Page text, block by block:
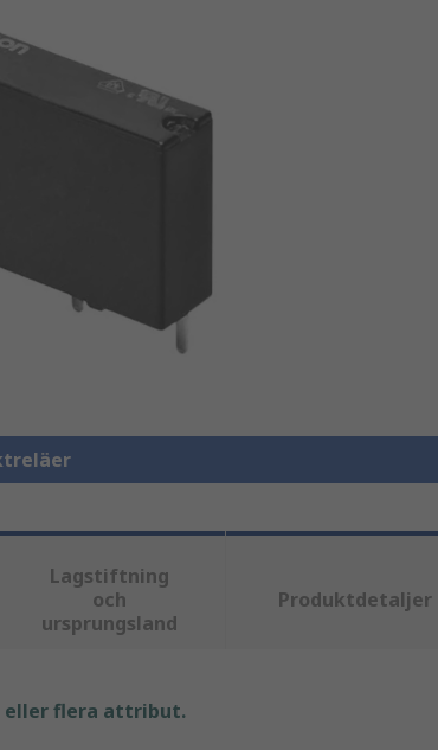
Lagstiftning
och
ursprungsland
Produktdetaljer
eller flera attribut.